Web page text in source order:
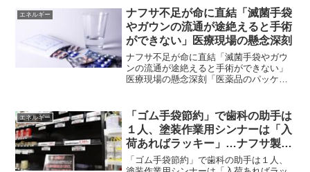
国内​需要の１．８カ月程度の水​準を維持
して...
エネルギー
ナフサ不足が命に直結「滅菌手袋
やガウンの流通が途絶えると手術
ができない」医療現場の懸念深刻
ナフサ不足が命に直結「滅菌手袋やガウ
ンの流通が途絶えると手術ができない」
医療現場の懸念深刻「医薬品のパッケー
で一部の物品に欠品が生じる」中東情勢
の悪化で懸念されるプラス...
エネルギー
「ゴム手袋節約」で歯科の助手は
１人、塗装作業用シンナーは「入
荷あればラッキー」…ナフサ製品
の品薄深刻
「ゴム手袋節約」で歯科の助手は１人、